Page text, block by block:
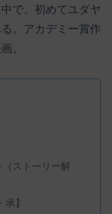
で、初めてユダヤ
。アカデミー賞作
。
ストーリー解
】